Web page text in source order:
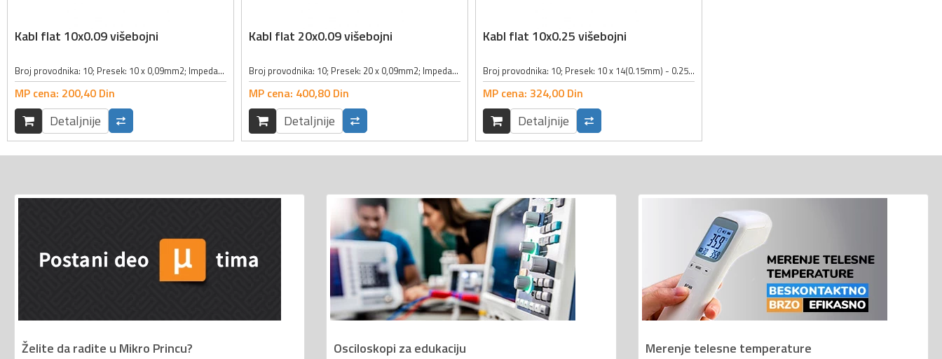
Kabl flat 10x0.09 višebojni
Broj provodnika: 10; Presek: 10 x 0,09mm2; Impedansa: 108Ohm; Maksimalni radni napon: 300V; Maksimalna jačina struje: 1A; Spoljni prečnik provodnika sa izolacijom: 1.27mm; Radna temperatura: od -20...+80°C; U boji
MP cena: 200,40 Din
Detaljnije
Kabl flat 20x0.09 višebojni
Broj provodnika: 10; Presek: 20 x 0,09mm2; Impedansa: 108Ohm; Maksimalni radni napon: 300V; Maksimalna jačina struje: 1A; Spoljni prečnik provodnika sa izolacijom: 1.27mm; Radna temperatura: od -20...+80°C; U boji
MP cena: 400,80 Din
Detaljnije
Kabl flat 10x0.25 višebojni
Broj provodnika: 10; Presek: 10 x 14(0.15mm) - 0.25mm²; Otpor provodnika: 77W/km; Maksimalni radni napon: 300V; Maksimalna jačina struje: 2.4A; Spoljni prečnik provodnika sa izolacijom: 1.4mm; Radna temperatura: od -10 do +70°C; U...
MP cena: 324,00 Din
Detaljnije
Želite da radite u Mikro Princu? Osciloskopi za edukaciju Merenje telesne temperature